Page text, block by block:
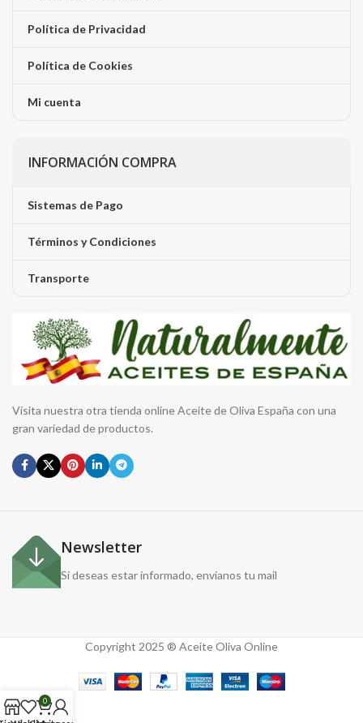
Política de Privacidad
Política de Cookies
Mi cuenta
INFORMACIÓN COMPRA
Sistemas de Pago
Términos y Condiciones
Transporte
Visita nuestra otra tienda online Aceite de Oliva España con una
gran variedad de productos.
Newsletter
Si deseas estar informado, envíanos tu mail
Copyright 2025 ® Aceite Oliva Online
0